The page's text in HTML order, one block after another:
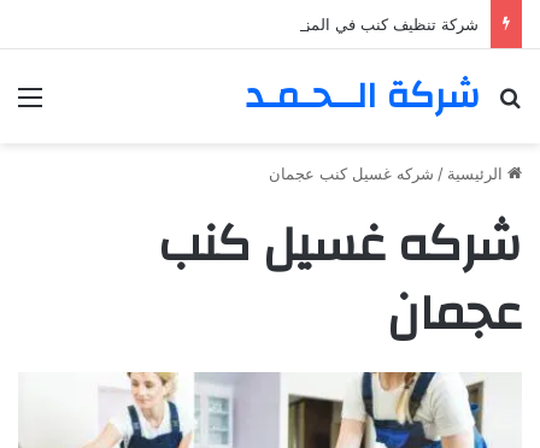
شركة تنظيف كنب في المزهر – دبي 0555980700 – خصم30%
شركة الــحـمـد
بحث عن
الرئيسية / شركه غسيل كنب عجمان
شركه غسيل كنب
عجمان